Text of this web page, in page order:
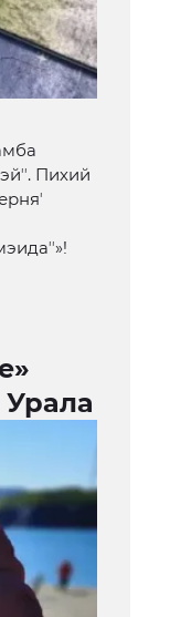
Пихий